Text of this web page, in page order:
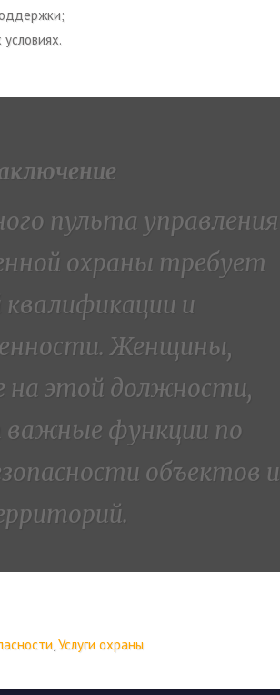
пульта управления
охраны требует
квалификации и
Женщины,
этой должности,
функции по
объектов и
,Услуги охраны